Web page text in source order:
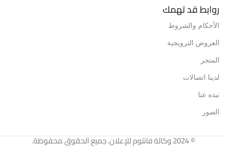
روابط قد تهمك
الأحكام والشروط
العروض الترويجية
المتجر
لدينا اتصالات
نبذه عنا
الصور
© 2024 وكالة فانتوم للإعلان. جميع الحقوق محفوظة.